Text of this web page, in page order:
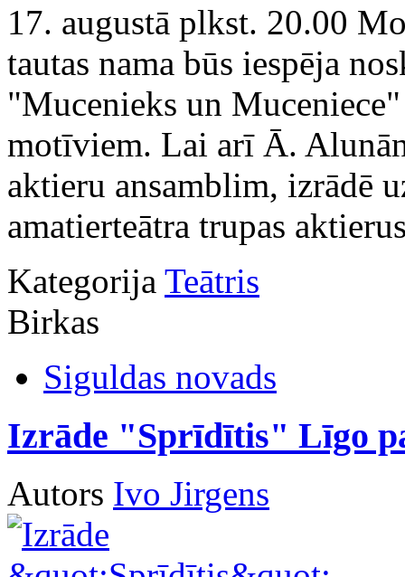
17. augustā plkst. 20.00
tautas nama būs iespēja
"Mucenieks un
motīviem. Lai arī Ā.
aktieru ansamblim, izrādē
amatierteātra trupas
Kategorija Teātris
Birkas
Siguldas novads
Izrāde "Sprīdītis" Līgo
Autors Ivo Jirgens